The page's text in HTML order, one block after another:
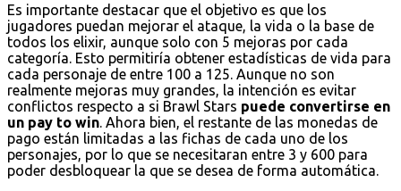
Es importante destacar que el objetivo es que los
jugadores puedan mejorar el ataque, la vida o la base de
todos los elixir, aunque solo con 5 mejoras por cada
categoría. Esto permitiría obtener estadísticas de vida para
cada personaje de entre 100 a 125. Aunque no son
realmente mejoras muy grandes, la intención es evitar
conflictos respecto a si Brawl Stars puede convertirse en
un pay to win . Ahora bien, el restante de las monedas de
pago están limitadas a las fichas de cada uno de los
personajes, por lo que se necesitaran entre 3 y 600 para
poder desbloquear la que se desea de forma automática.